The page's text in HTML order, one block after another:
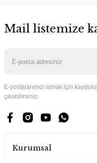
Mail listemize
E-postalarımızı almak için
çıkabilirsiniz.
Kurumsal